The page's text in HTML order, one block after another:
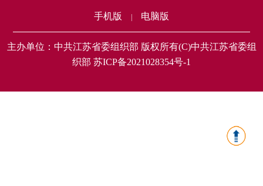
手机版 电脑版
主办单位：中共江苏省委组织部 版权所有(C)中共江苏省委组
织部 苏ICP备2021028354号-1